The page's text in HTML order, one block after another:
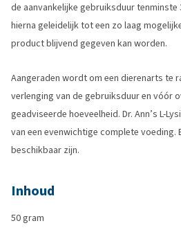
de aanvankelijke gebruiksduur tenminste
hierna geleidelijk tot een zo laag
product blijvend gegeven kan worden.
Aangeraden wordt om een dierenarts te
verlenging van de gebruiksduur en vóór
geadviseerde hoeveelheid. Dr. Ann’s L-
van een evenwichtige complete
beschikbaar zijn.
Inhoud
50 gram